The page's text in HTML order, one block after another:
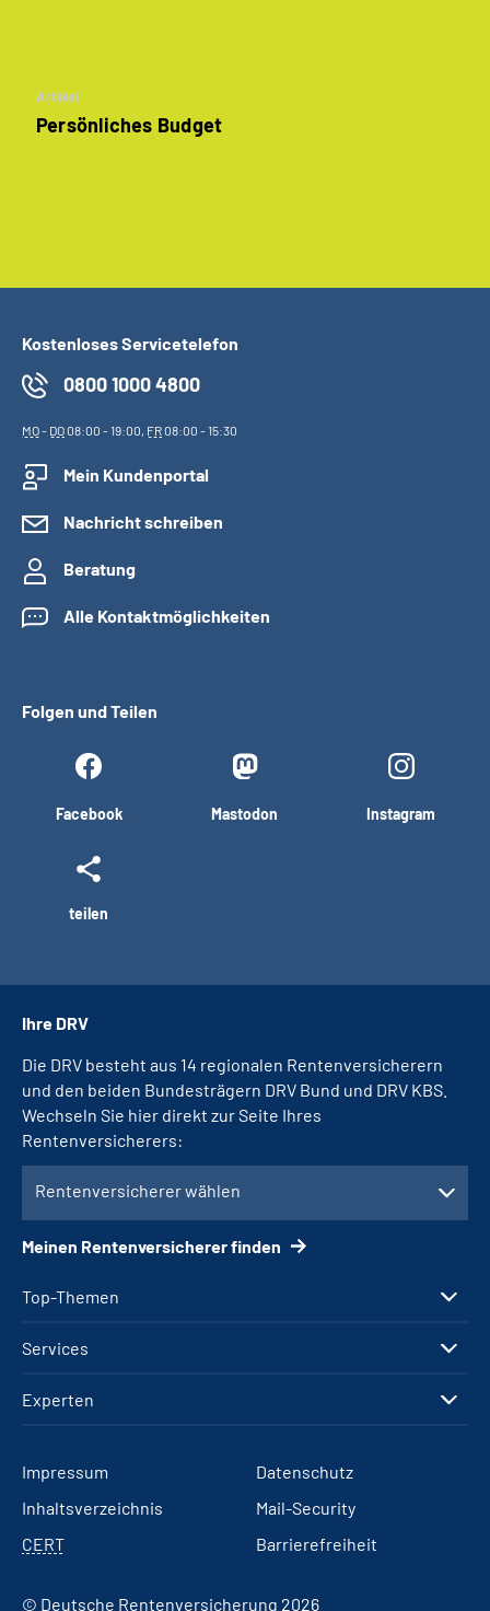
Artikel
Persönliches Budget
Kostenloses Servicetelefon
0800 1000 4800
MO- DO08:00 - 19:00, FR08:00 - 15:30
Mein Kundenportal
Nachricht schreiben
Beratung
Alle Kontaktmöglichkeiten
Folgen und Teilen
Facebook Mastodon Instagram
teilen
Top-Themen
Services
Experten
Ihre DRV
Die DRV besteht aus 14 regionalen Rentenversicherern
und den beiden Bundesträgern DRV Bund und DRV KBS.
Wechseln Sie hier direkt zur Seite Ihres
Rentenversicherers:
Rentenversicherer wählen
Meinen Rentenversicherer finden
Impressum
Datenschutz
Inhaltsverzeichnis
Mail-Security
CERT
Barrierefreiheit
© Deutsche Rentenversicherung 2026